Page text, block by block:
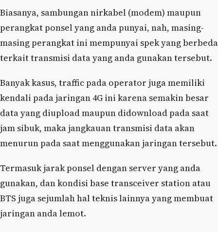
Biasanya, sambungan nirkabel (modem) maupun
perangkat ponsel yang anda punyai, nah, masing-
masing perangkat ini mempunyai spek yang berbeda
terkait transmisi data yang anda gunakan tersebut.
Banyak kasus, traffic pada operator juga memiliki
kendali pada jaringan 4G ini karena semakin besar
data yang diupload maupun didownload pada saat
jam sibuk, maka jangkauan transmisi data akan
menurun pada saat menggunakan jaringan tersebut.
Termasuk jarak ponsel dengan server yang anda
gunakan, dan kondisi base transceiver station atau
BTS juga sejumlah hal teknis lainnya yang membuat
jaringan anda lemot.